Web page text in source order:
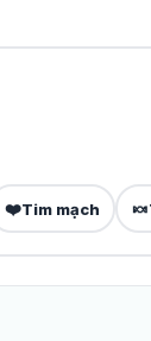
❤️Tim mạch 🍬